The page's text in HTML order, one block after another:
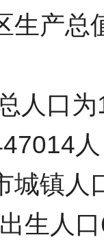
生产总
人口
城镇
生人